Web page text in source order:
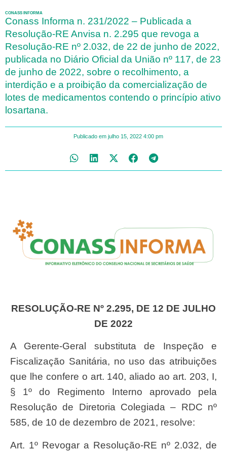
CONASS INFORMA
Conass Informa n. 231/2022 – Publicada a
Resolução-RE Anvisa n. 2.295 que revoga a
Resolução-RE nº 2.032, de 22 de junho de 2022,
publicada no Diário Oficial da União nº 117, de 23
de junho de 2022, sobre o recolhimento, a
interdição e a proibição da comercialização de
lotes de medicamentos contendo o princípio ativo
losartana.
Publicado em julho 15, 2022 4:00 pm
RESOLUÇÃO-RE Nº 2.295, DE 12 DE JULHO
DE 2022
A Gerente-Geral substituta de Inspeção e
Fiscalização Sanitária, no uso das atribuições
que lhe confere o art. 140, aliado ao art. 203, I,
§ 1º do Regimento Interno aprovado pela
Resolução de Diretoria Colegiada – RDC nº
585, de 10 de dezembro de 2021, resolve:
Art. 1º Revogar a Resolução-RE nº 2.032, de